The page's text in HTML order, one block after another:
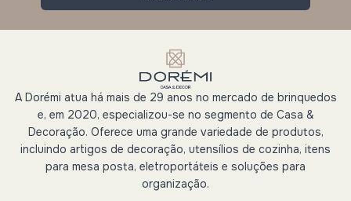
A Dorémi atua há mais de 29 anos no mercado de brinquedos
e, em 2020, especializou-se no segmento de Casa &
Decoração. Oferece uma grande variedade de produtos,
incluindo artigos de decoração, utensílios de cozinha, itens
para mesa posta, eletroportáteis e soluções para
organização.